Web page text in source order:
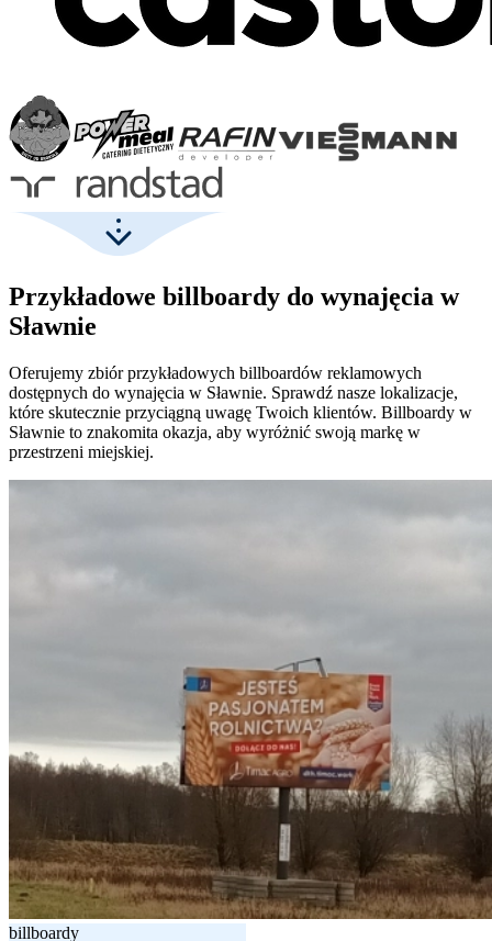
Przykładowe billboardy do wynajęcia w
Sławnie
Oferujemy zbiór przykładowych billboardów reklamowych
dostępnych do wynajęcia w Sławnie. Sprawdź nasze lokalizacje,
które skutecznie przyciągną uwagę Twoich klientów. Billboardy w
Sławnie to znakomita okazja, aby wyróżnić swoją markę w
przestrzeni miejskiej.
billboardy